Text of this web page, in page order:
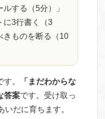
する（5分）」
に3行書く（3
きものを断る（10
。
「まだわからな
答案です。受け取っ
だに育ちます。